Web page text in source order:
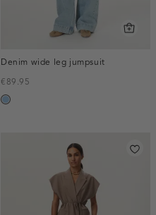
Denim wide leg jumpsuit
€89.95
blauw,